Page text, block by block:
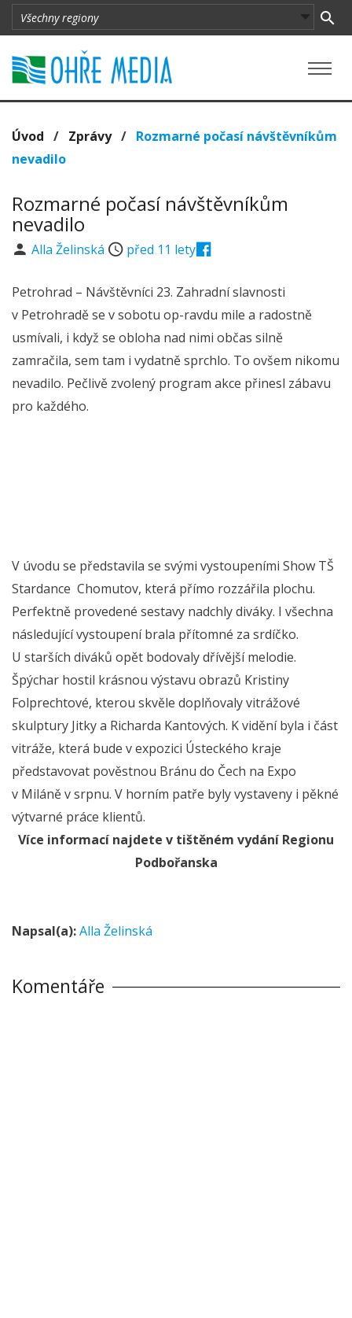
Úvod / Zprávy/ Rozmarné počasí návštěvníkům
nevadilo
Rozmarné počasí návštěvníkům
nevadilo
Alla Želinská před 11 lety
Petrohrad – Návštěvníci 23. Zahradní slavnosti
v Petrohradě se v sobotu op-ravdu mile a radostně
usmívali, i když se obloha nad nimi občas silně
zamračila, sem tam i vydatně sprchlo. To ovšem nikomu
nevadilo. Pečlivě zvolený program akce přinesl zábavu
pro každého.
V úvodu se představila se svými vystoupeními Show TŠ
Stardance Chomutov, která přímo rozzářila plochu.
Perfektně provedené sestavy nadchly diváky. I všechna
následující vystoupení brala přítomné za srdíčko.
U starších diváků opět bodovaly dřívější melodie.
Špýchar hostil krásnou výstavu obrazů Kristiny
Folprechtové, kterou skvěle doplňovaly vitrážové
skulptury Jitky a Richarda Kantových. K vidění byla i část
vitráže, která bude v expozici Ústeckého kraje
představovat pověstnou Bránu do Čech na Expo
v Miláně v srpnu. V horním patře byly vystaveny i pěkné
výtvarné práce klientů.
Více informací najdete v tištěném vydání Regionu
Podbořanska
Napsal(a):Alla Želinská
Komentáře